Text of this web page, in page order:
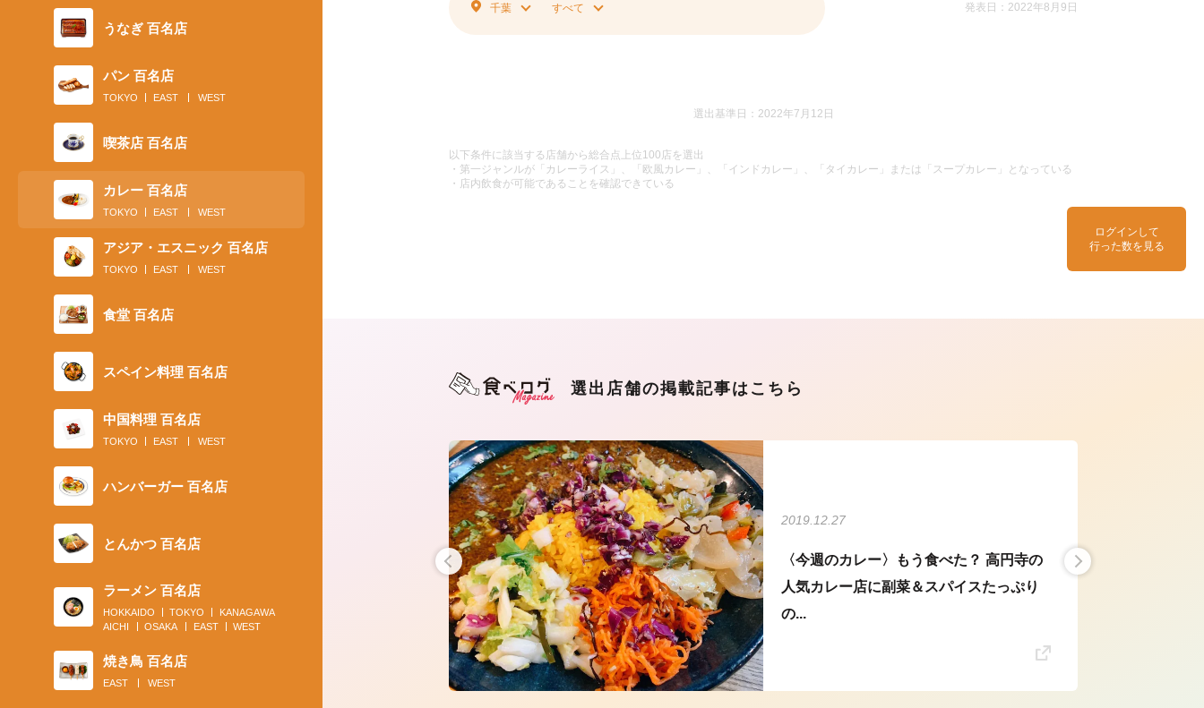
うなぎ 百名店
パン 百名店
TOKYO EAST WEST
喫茶店 百名店
カレー 百名店
TOKYO EAST WEST
アジア・エスニック 百名店
TOKYO EAST WEST
食堂 百名店
スペイン料理 百名店
中国料理 百名店
TOKYO EAST WEST
ハンバーガー 百名店
とんかつ 百名店
ラーメン 百名店
HOKKAIDO TOKYO
KANAGAWA
AICHI
OSAKA EAST WEST
焼き鳥 百名店
EAST WEST
千葉 すべて 発表日：2022年8月9日
選出基準日：2022年7月12日
以下条件に該当する店舗から総合点上位100店を選出
・第一ジャンルが「カレーライス」、「欧風カレー」、「インドカレー」、「タイカレー」または「スープカレー」となっている
・店内飲食が可能であることを確認できている
ログインして
行った数を見る
選出店舗の掲載記事はこちら
で。カレーパワーで夏本番に備えよう！
2019.12.27
〈今週のカレー〉もう食べた？ 高円寺の
人気カレー店に副菜＆スパイスたっぷり
の...